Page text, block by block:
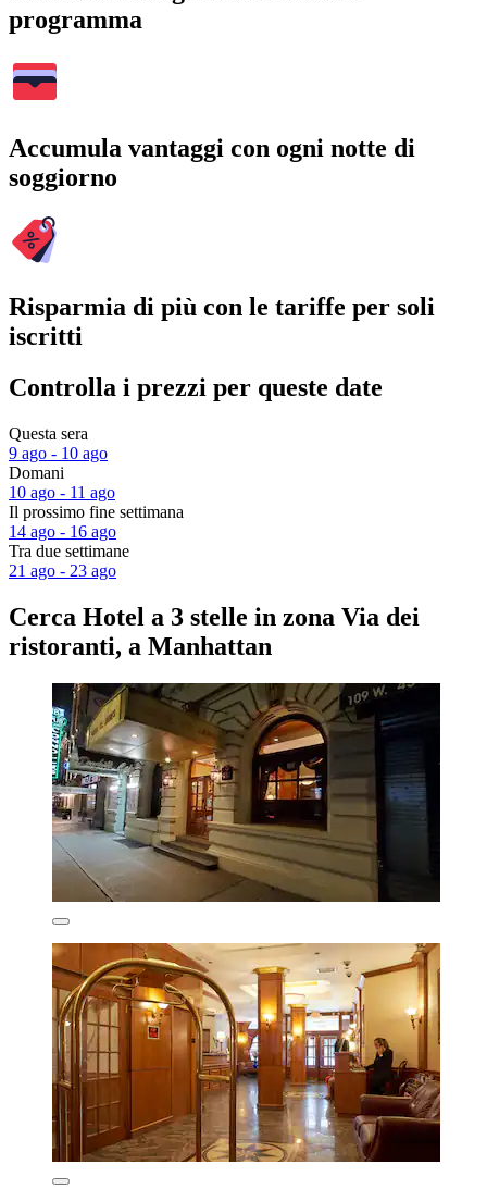
programma
Accumula vantaggi con ogni notte di
soggiorno
Risparmia di più con le tariffe per soli
iscritti
Controlla i prezzi per queste date
Questa sera
9 ago - 10 ago
Domani
10 ago - 11 ago
Il prossimo fine settimana
14 ago - 16 ago
Tra due settimane
21 ago - 23 ago
Cerca Hotel a 3 stelle in zona Via dei
ristoranti, a Manhattan